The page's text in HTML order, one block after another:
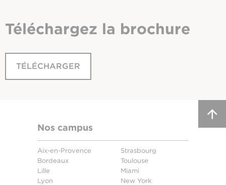
Téléchargez la brochure
TÉLÉCHARGER
Nos campus
Aix-en-Provence
Bordeaux
Lille
Lyon
Strasbourg
Toulouse
Miami
New York